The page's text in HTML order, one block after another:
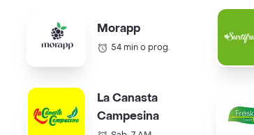
Morapp
54 min o prog.
La Canasta
Campesina